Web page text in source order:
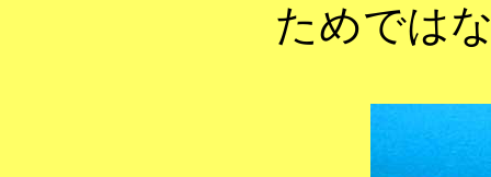
ためでは